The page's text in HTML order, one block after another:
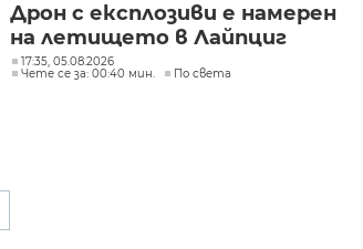
Дрон с експлозиви е намерен
на летището в Лайпциг
17:35, 05.08.2026
Чете се за: 00:40 мин.
По света